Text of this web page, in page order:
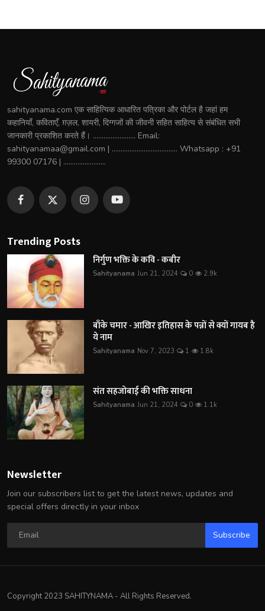
sahityanama.com एक साहित्यिक आधारित पत्रिका और पोर्टल है जहां हम
कहानियाँ, कविताएँ, ग़ज़ल, शायरी, दिग्गजों की जीवनी सहित साहित्य से संबंधित सभी
जानकारी प्रकाशित करते हैं। ........................ Email:
sahityanamaa@gmail.com | ..................................... Whatsapp : +91
99300 07176 | ........................
Trending Posts
निर्गुण भक्ति के कवि - कबीर
Sahityanama Jun 21, 2024 0 2.9k
बाँके चमार - आखिर इतिहास के पन्नों से क्यों गायब है
ये नाम
Sahityanama Nov 7, 2023 1 1.8k
संत सहजोबाई की भक्ति साधना
Sahityanama Jun 21, 2024 0 1.1k
Newsletter
Join our subscribers list to get the latest news, updates and
special offers directly in your inbox
Subscribe
Copyright 2023 SAHITYNAMA - All Rights Reserved.